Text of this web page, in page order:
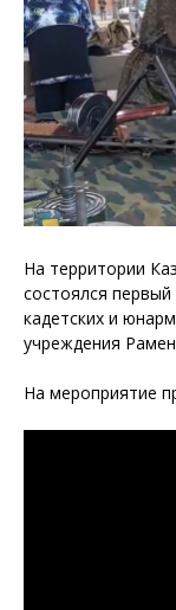
На территории
состоялся
кадетских и
учреждения
На мероприятие